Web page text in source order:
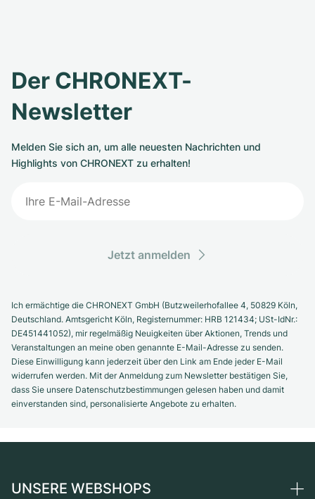
Der CHRONEXT-
Newsletter
Melden Sie sich an, um alle neuesten Nachrichten und
Highlights von CHRONEXT zu erhalten!
Jetzt anmelden
Ich ermächtige die CHRONEXT GmbH (Butzweilerhofallee 4, 50829 Köln,
Deutschland. Amtsgericht Köln, Registernummer: HRB 121434; USt-IdNr.:
DE451441052), mir regelmäßig Neuigkeiten über Aktionen, Trends und
Veranstaltungen an meine oben genannte E-Mail-Adresse zu senden.
Diese Einwilligung kann jederzeit über den Link am Ende jeder E-Mail
widerrufen werden. Mit der Anmeldung zum Newsletter bestätigen Sie,
dass Sie unsere Datenschutzbestimmungen gelesen haben und damit
einverstanden sind, personalisierte Angebote zu erhalten.
UNSERE WEBSHOPS